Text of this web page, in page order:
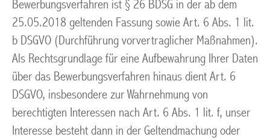
Bewerbungsverfahren ist § 26 BDSG in der ab dem
25.05.2018 geltenden Fassung sowie Art. 6 Abs. 1 lit.
b DSGVO (Durchführung vorvertraglicher Maßnahmen).
Als Rechtsgrundlage für eine Aufbewahrung Ihrer Daten
über das Bewerbungsverfahren hinaus dient Art. 6
DSGVO, insbesondere zur Wahrnehmung von
berechtigten Interessen nach Art. 6 Abs. 1 lit. f, unser
Interesse besteht dann in der Geltendmachung oder